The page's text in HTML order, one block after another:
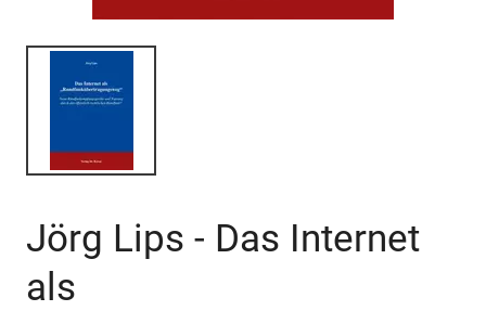
Jörg Lips - Das Internet
als